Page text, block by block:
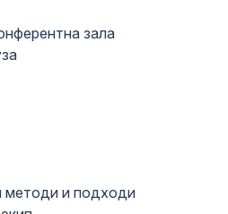
зала
методи и подходи